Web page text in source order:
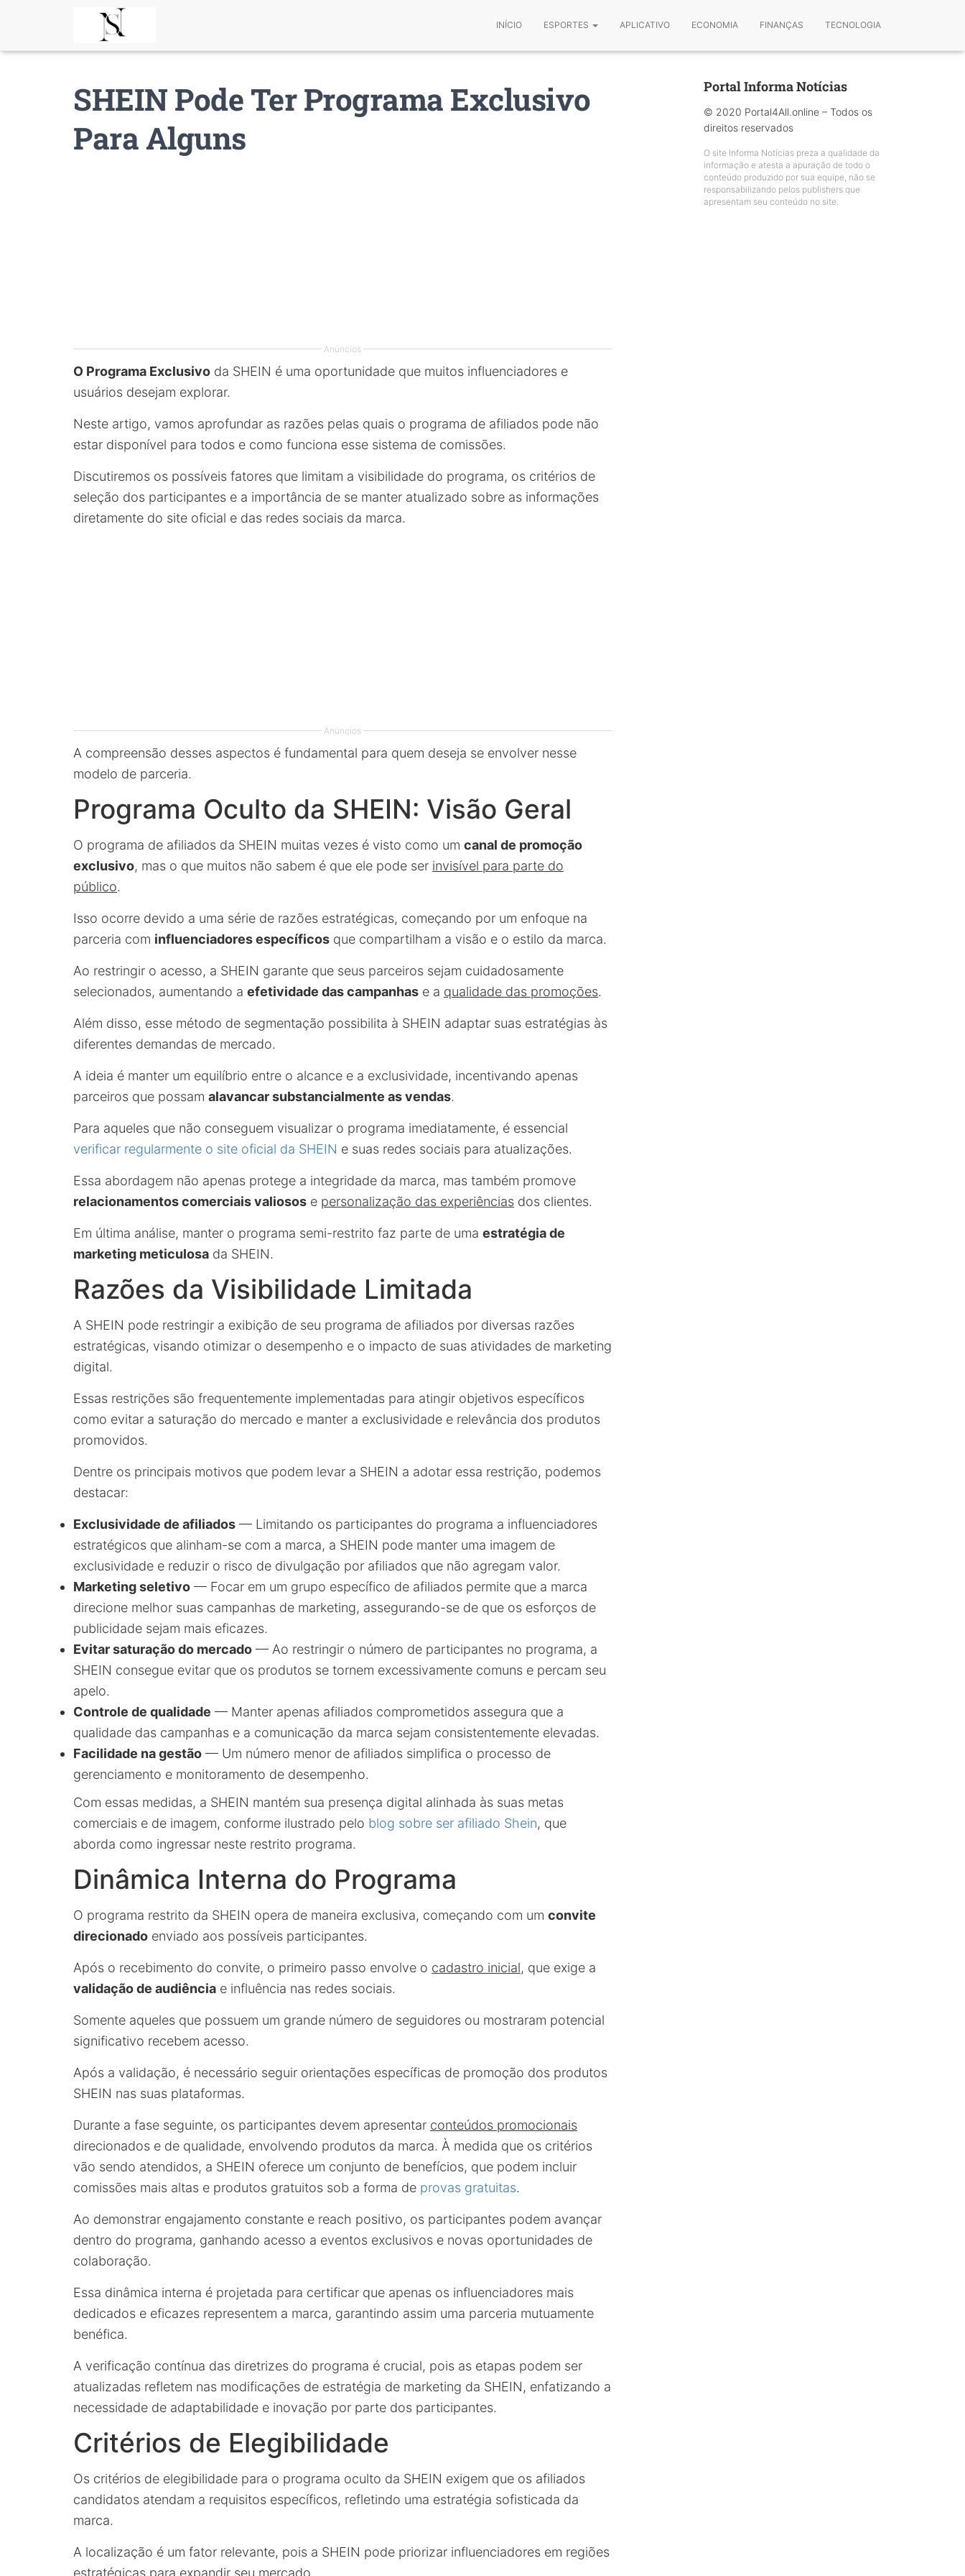
INÍCIO ESPORTES APLICATIVO ECONOMIA FINANÇAS TECNOLOGIA
SHEIN Pode Ter Programa Exclusivo
Para Alguns
Anúncios
O Programa Exclusivo da SHEIN é uma oportunidade que muitos influenciadores e
usuários desejam explorar.
Neste artigo, vamos aprofundar as razões pelas quais o programa de afiliados pode não
estar disponível para todos e como funciona esse sistema de comissões.
Discutiremos os possíveis fatores que limitam a visibilidade do programa, os critérios de
seleção dos participantes e a importância de se manter atualizado sobre as informações
diretamente do site oficial e das redes sociais da marca.
Anúncios
A compreensão desses aspectos é fundamental para quem deseja se envolver nesse
modelo de parceria.
Programa Oculto da SHEIN: Visão Geral
O programa de afiliados da SHEIN muitas vezes é visto como um canal de promoção
exclusivo, mas o que muitos não sabem é que ele pode ser invisível para parte do
público.
Isso ocorre devido a uma série de razões estratégicas, começando por um enfoque na
parceria com influenciadores específicos que compartilham a visão e o estilo da marca.
Ao restringir o acesso, a SHEIN garante que seus parceiros sejam cuidadosamente
selecionados, aumentando a efetividade das campanhas e a qualidade das promoções.
Além disso, esse método de segmentação possibilita à SHEIN adaptar suas estratégias às
diferentes demandas de mercado.
A ideia é manter um equilíbrio entre o alcance e a exclusividade, incentivando apenas
parceiros que possam alavancar substancialmente as vendas.
Para aqueles que não conseguem visualizar o programa imediatamente, é essencial
verificar regularmente o site oficial da SHEIN e suas redes sociais para atualizações.
Essa abordagem não apenas protege a integridade da marca, mas também promove
relacionamentos comerciais valiosos e personalização das experiências dos clientes.
Em última análise, manter o programa semi-restrito faz parte de uma estratégia de
marketing meticulosa da SHEIN.
Razões da Visibilidade Limitada
A SHEIN pode restringir a exibição de seu programa de afiliados por diversas razões
estratégicas, visando otimizar o desempenho e o impacto de suas atividades de marketing
digital.
Essas restrições são frequentemente implementadas para atingir objetivos específicos
como evitar a saturação do mercado e manter a exclusividade e relevância dos produtos
promovidos.
Dentre os principais motivos que podem levar a SHEIN a adotar essa restrição, podemos
destacar:
Exclusividade de afiliados — Limitando os participantes do programa a influenciadores
estratégicos que alinham-se com a marca, a SHEIN pode manter uma imagem de
exclusividade e reduzir o risco de divulgação por afiliados que não agregam valor.
Marketing seletivo — Focar em um grupo específico de afiliados permite que a marca
direcione melhor suas campanhas de marketing, assegurando-se de que os esforços de
publicidade sejam mais eficazes.
Evitar saturação do mercado — Ao restringir o número de participantes no programa, a
SHEIN consegue evitar que os produtos se tornem excessivamente comuns e percam seu
apelo.
Controle de qualidade — Manter apenas afiliados comprometidos assegura que a
qualidade das campanhas e a comunicação da marca sejam consistentemente elevadas.
Facilidade na gestão — Um número menor de afiliados simplifica o processo de
gerenciamento e monitoramento de desempenho.
Com essas medidas, a SHEIN mantém sua presença digital alinhada às suas metas
comerciais e de imagem, conforme ilustrado pelo blog sobre ser afiliado Shein, que
aborda como ingressar neste restrito programa.
Dinâmica Interna do Programa
O programa restrito da SHEIN opera de maneira exclusiva, começando com um convite
direcionado enviado aos possíveis participantes.
Após o recebimento do convite, o primeiro passo envolve o cadastro inicial, que exige a
validação de audiência e influência nas redes sociais.
Somente aqueles que possuem um grande número de seguidores ou mostraram potencial
significativo recebem acesso.
Após a validação, é necessário seguir orientações específicas de promoção dos produtos
SHEIN nas suas plataformas.
Durante a fase seguinte, os participantes devem apresentar conteúdos promocionais
direcionados e de qualidade, envolvendo produtos da marca. À medida que os critérios
vão sendo atendidos, a SHEIN oferece um conjunto de benefícios, que podem incluir
comissões mais altas e produtos gratuitos sob a forma de provas gratuitas.
Ao demonstrar engajamento constante e reach positivo, os participantes podem avançar
dentro do programa, ganhando acesso a eventos exclusivos e novas oportunidades de
colaboração.
Essa dinâmica interna é projetada para certificar que apenas os influenciadores mais
dedicados e eficazes representem a marca, garantindo assim uma parceria mutuamente
benéfica.
A verificação contínua das diretrizes do programa é crucial, pois as etapas podem ser
atualizadas refletem nas modificações de estratégia de marketing da SHEIN, enfatizando a
necessidade de adaptabilidade e inovação por parte dos participantes.
Critérios de Elegibilidade
Os critérios de elegibilidade para o programa oculto da SHEIN exigem que os afiliados
candidatos atendam a requisitos específicos, refletindo uma estratégia sofisticada da
marca.
A localização é um fator relevante, pois a SHEIN pode priorizar influenciadores em regiões
estratégicas para expandir seu mercado.
Portal Informa Notícias
© 2020 Portal4All.online – Todos os
direitos reservados
O site Informa Notícias preza a qualidade da
informação e atesta a apuração de todo o
conteúdo produzido por sua equipe, não se
responsabilizando pelos publishers que
apresentam seu conteúdo no site.